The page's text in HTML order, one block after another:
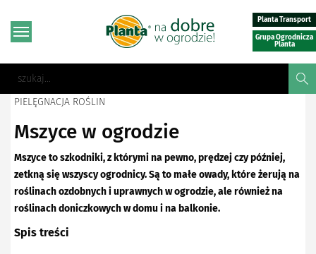
Planta Transport
Grupa Ogrodnicza
Planta
PIELĘGNACJA ROŚLIN
Mszyce w ogrodzie
Mszyce to szkodniki, z którymi na pewno, prędzej czy później,
zetkną się wszyscy ogrodnicy. Są to małe owady, które żerują na
roślinach ozdobnych i uprawnych w ogrodzie, ale również na
roślinach doniczkowych w domu i na balkonie.
Spis treści